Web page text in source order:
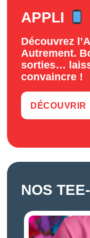
APPLI
Découvrez
Autrement.
sorties…
convaincre !
DÉCOUVRIR
NOS